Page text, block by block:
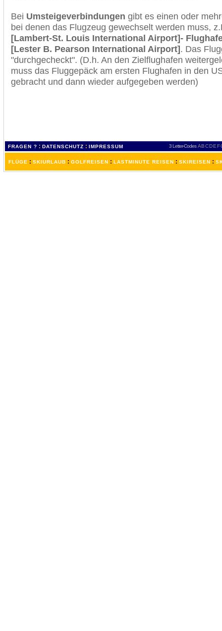
Bei Umsteigeverbindungen gibt es einen oder
bei denen das Flugzeug gewechselt werden muss,
[Lambert-St. Louis International Airport]-
[Lester B. Pearson International Airport]. Das
"durchgecheckt". (D.h. An den Zielflughafen
muss das Fluggepäck am ersten Flughafen in den
gebracht und dann wieder aufgegeben werden)
FRAGEN ? : DATENSCHUTZ : IMPRESSUM 3 Letter-Codes ABCDEF
FLÜGE : SKIURLAUB : GOLFREISEN : LASTMINUTE REISEN : SKIREISEN :